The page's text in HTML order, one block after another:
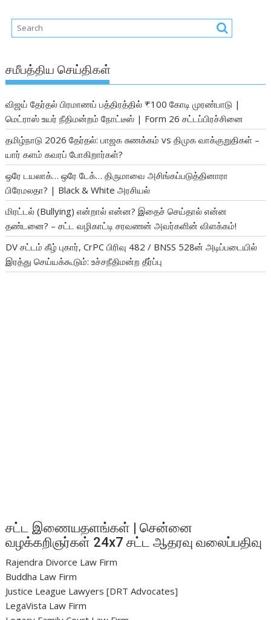
சமீபத்திய செய்திகள்
விஜய் தேர்தல் பிரமாணப் பத்திரத்தில் ₹100 கோடி முரண்பாடு |
மெட்ராஸ் உயர் நீதிமன்றம் நோட்டீஸ் | Form 26 சட்டப்பிரச்சினை
தமிழ்நாடு 2026 தேர்தல்: பாஜக சுணக்கம் vs திமுக வாக்குறுதிகள் –
யார் களம் கவரப் போகிறார்கள்?
ஒரே டயலாக்… ஒரே டேக்… திருமாவை அசிங்கப்படுத்தினாரா
பிரேமலதா? | Black & White அரசியல்
மிரட்டல் (Bullying) என்றால் என்ன? இதைச் செய்தால் என்ன
தண்டனை? – சட்ட வழிகாட்டி சரவணன் அவர்களின் விளக்கம்!
DV சட்டம் கீழ் புகார், CrPC பிரிவு 482 / BNSS 528ன் அடிப்படையில்
இரத்து செய்யக்கூடும்: உச்சநீதிமன்ற தீர்ப்பு
சட்ட இணையதளங்கள் | சென்னை
வழக்கறிஞர்கள் 24x7 சட்ட ஆதரவு வலைப்பதிவு
Rajendra Divorce Law Firm
Buddha Law Firm
Justice League Lawyers [DRT Advocates]
LegaVista Law Firm